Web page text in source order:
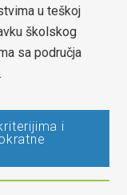
u teškoj
školskog
sa područja
i